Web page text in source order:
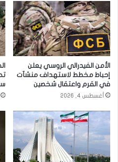
الأمن الفيدرالي الروسي يعلن
إحباط مخطط لاستهداف منشآت
في القرم واعتقال شخصين
أغسطس 4, 2026